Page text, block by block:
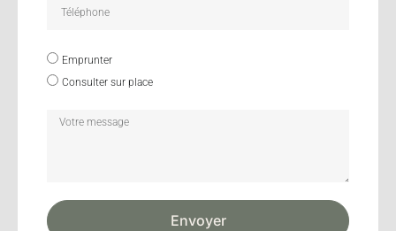
Emprunter
Consulter sur place
Envoyer